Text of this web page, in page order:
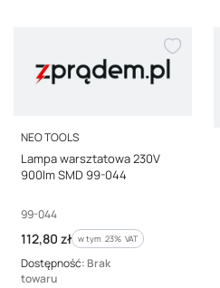
PRODUCENT
NEO TOOLS
Lampa warsztatowa 230V
900lm SMD 99-044
Kod producenta
99-044
Cena brutto
112,80 zł w tym %s VAT
w tym 23% VAT
Dostępność: Brak
towaru